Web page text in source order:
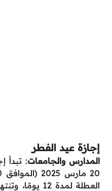
إجازة عيد الفطر
المدارس والجامعات: تبدأ